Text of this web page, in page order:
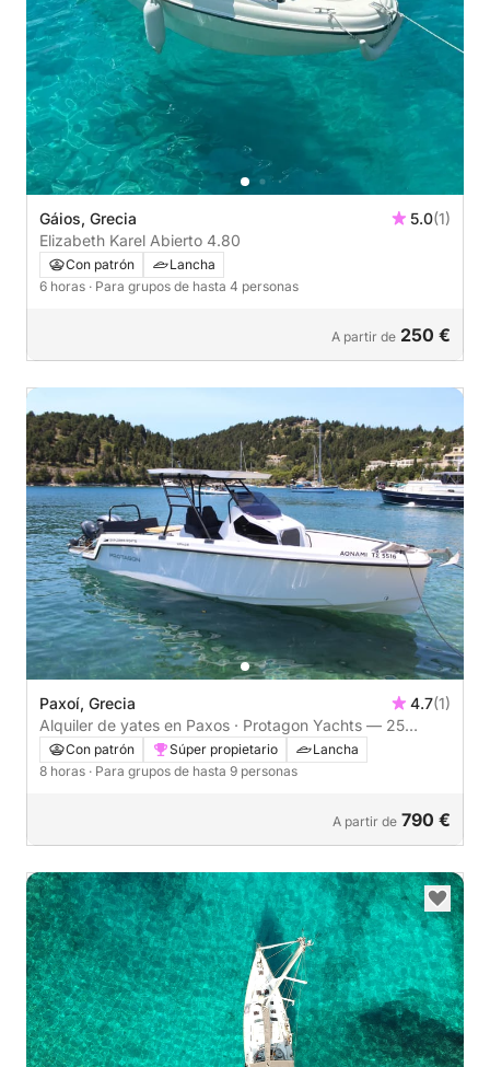
Gáios, Grecia 5.0(1)
Elizabeth Karel Abierto 4.80
Con patrón
Lancha
6 horas · Para grupos de hasta 4 personas
A partir de 250 €
Paxoí, Grecia 4.7(1)
Alquiler de yates en Paxos · Protagon Yachts — 25
plazas (2025)
Con patrón Súper propietario
Lancha
8 horas · Para grupos de hasta 9 personas
A partir de 790 €